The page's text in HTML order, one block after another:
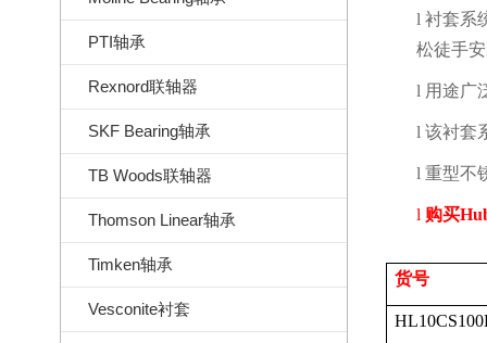
PTI轴承
Rexnord联轴器
SKF Bearing轴承
TB Woods联轴器
Thomson Linear轴承
Timken轴承
Vesconite衬套
l 衬套系
松徒手
l 用途广
l 该衬套
l 重型不
l 购买
货号